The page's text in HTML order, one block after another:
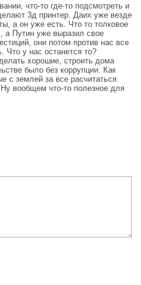
что-то где-то подсмотреть и
3д принтер. Даих уже везде
а он уже есть. Что то толковое
а Путин уже выразил свое
они потом против нас все
Что у нас останется то?
хорошие, строить дома
было без коррупции. Как
с землей за все расчитаться.
вообщем что-то полезное для